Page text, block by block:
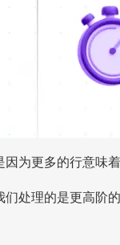
为更多的行意味
处理的是更高